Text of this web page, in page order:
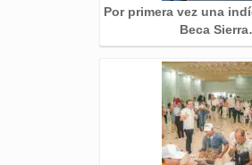
Por primera vez una
Beca